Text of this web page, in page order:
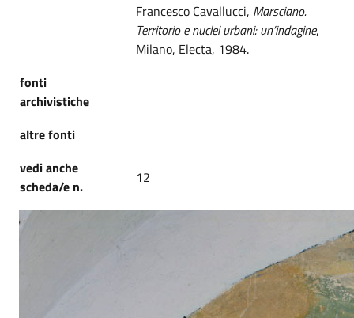
Francesco Cavallucci, Marsciano.
Territorio e nuclei urbani: un’indagine,
Milano, Electa, 1984.
fonti
archivistiche
altre fonti
vedi anche
scheda/e n.
12